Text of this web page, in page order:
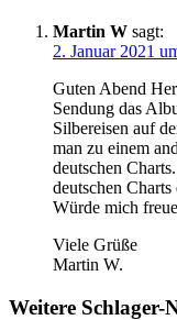
Martin W sagt:
2. Januar 2021
Guten Abend
Sendung das
Silbereisen auf
man zu einem
deutschen
deutschen
Würde mich
Viele Grüße
Martin W.
Weitere Schlager-